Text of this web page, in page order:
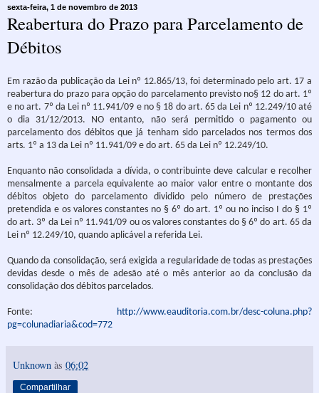
sexta-feira, 1 de novembro de 2013
Reabertura do Prazo para Parcelamento de
Débitos
Em razão da publicação da Lei nº 12.865/13, foi determinado pelo art. 17 a
reabertura do prazo para opção do parcelamento previsto no§ 12 do art. 1º
e no art. 7º da Lei nº 11.941/09 e no § 18 do art. 65 da Lei nº 12.249/10 até
o dia 31/12/2013. NO entanto, não será permitido o pagamento ou
parcelamento dos débitos que já tenham sido parcelados nos termos dos
arts. 1º a 13 da Lei nº 11.941/09 e do art. 65 da Lei nº 12.249/10.
Enquanto não consolidada a dívida, o contribuinte deve calcular e recolher
mensalmente a parcela equivalente ao maior valor entre o montante dos
débitos objeto do parcelamento dividido pelo número de prestações
pretendida e os valores constantes no § 6º do art. 1º ou no inciso I do § 1º
do art. 3º da Lei nº 11.941/09 ou os valores constantes do § 6º do art. 65 da
Lei nº 12.249/10, quando aplicável a referida Lei.
Quando da consolidação, será exigida a regularidade de todas as prestações
devidas desde o mês de adesão até o mês anterior ao da conclusão da
consolidação dos débitos parcelados.
Fonte:
http://www.eauditoria.com.br/desc-coluna.php?
pg=colunadiaria&cod=772
Unknown às 06:02
Compartilhar